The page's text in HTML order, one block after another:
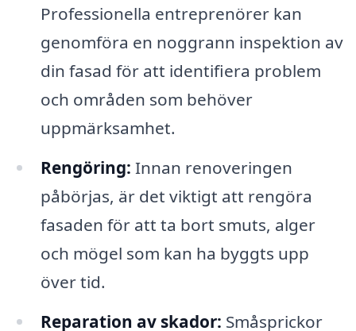
Professionella entreprenörer kan
genomföra en noggrann inspektion av
din fasad för att identifiera problem
och områden som behöver
uppmärksamhet.
Rengöring: Innan renoveringen
påbörjas, är det viktigt att rengöra
fasaden för att ta bort smuts, alger
och mögel som kan ha byggts upp
över tid.
Reparation av skador: Småsprickor